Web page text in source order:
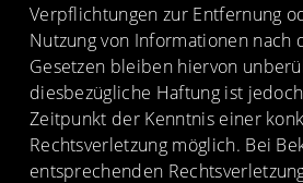
Verpflichtungen zur Entfernung
Nutzung von Informationen nach
Gesetzen bleiben hiervon
diesbezügliche Haftung ist
Zeitpunkt der Kenntnis einer
Rechtsverletzung möglich. Bei
entsprechenden